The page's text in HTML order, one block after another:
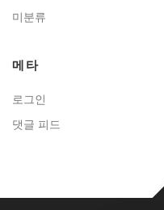
미분류
메타
로그인
댓글 피드